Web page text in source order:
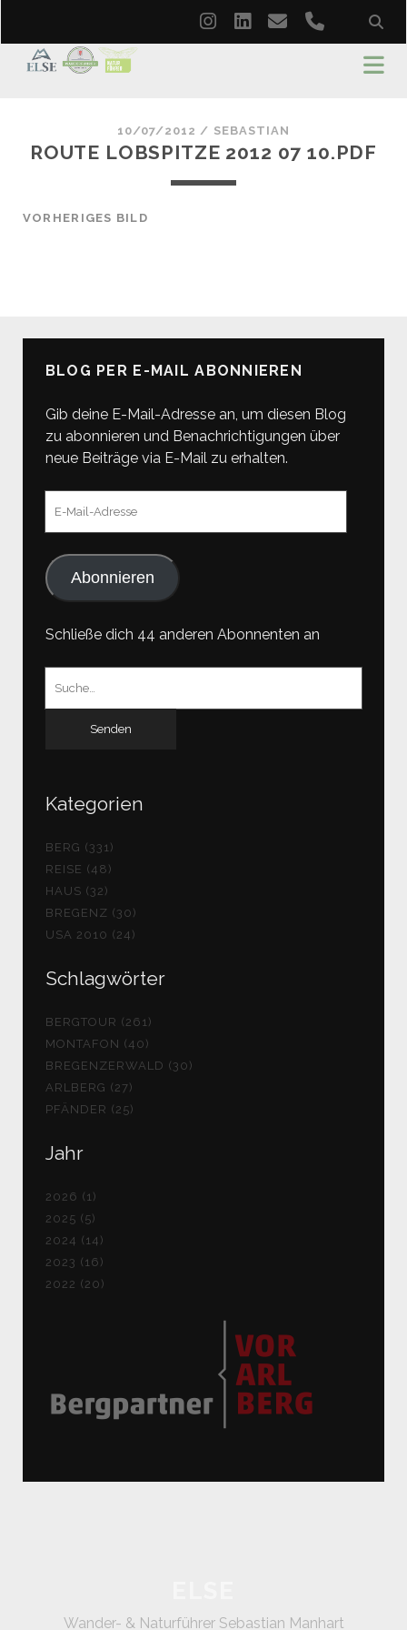
instagram
linkedin
emailphone
10/07/2012 / SEBASTIAN
ROUTE LOBSPITZE 2012 07 10.PDF
VORHERIGES BILD
BLOG PER E-MAIL ABONNIEREN
Gib deine E-Mail-Adresse an, um diesen Blog
zu abonnieren und Benachrichtigungen über
neue Beiträge via E-Mail zu erhalten.
Abonnieren
Schließe dich 44 anderen Abonnenten an
Kategorien
BERG (331)
REISE (48)
HAUS (32)
BREGENZ (30)
USA 2010 (24)
Schlagwörter
BERGTOUR (261)
MONTAFON (40)
BREGENZERWALD (30)
ARLBERG (27)
PFÄNDER (25)
Jahr
2026 (1)
2025 (5)
2024 (14)
2023 (16)
2022 (20)
Wander- & Naturführer Sebastian Manhart